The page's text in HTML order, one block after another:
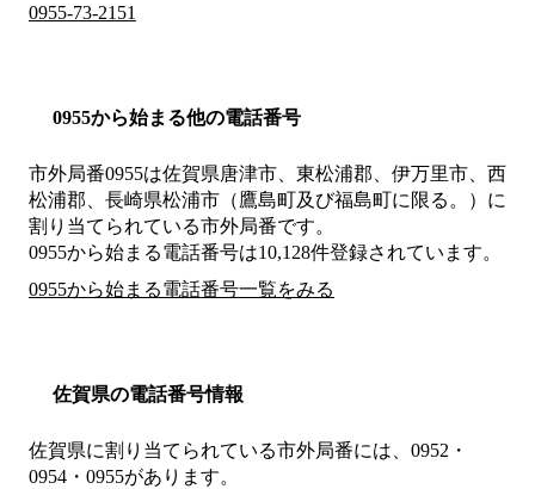
0955-73-2151
0955から始まる他の電話番号
市外局番0955は佐賀県唐津市、東松浦郡、伊万里市、西
松浦郡、長崎県松浦市（鷹島町及び福島町に限る。） に
割り当てられている市外局番です。
0955から始まる電話番号は10,128件登録されています。
0955から始まる電話番号一覧をみる
佐賀県の電話番号情報
佐賀県に割り当てられている市外局番には、0952・
0954・0955があります。